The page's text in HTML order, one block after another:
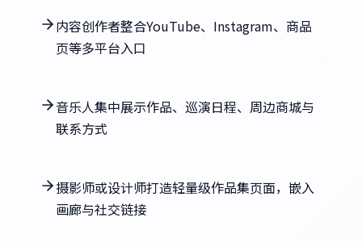
内容创作者整合YouTube、Instagram、商品
页等多平台入口
音乐人集中展示作品、巡演日程、周边商城与
联系方式
摄影师或设计师打造轻量级作品集页面，嵌入
画廊与社交链接